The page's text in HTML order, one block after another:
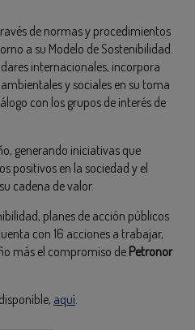
de normas y procedimientos
a su Modelo de Sostenibilidad.
internacionales, incorpora
y sociales en su toma
con los grupos de interés de
generando iniciativas que
positivos en la sociedad y el
cadena de valor.
planes de acción públicos
con 16 acciones a trabajar,
más el compromiso de Petronor
aquí.